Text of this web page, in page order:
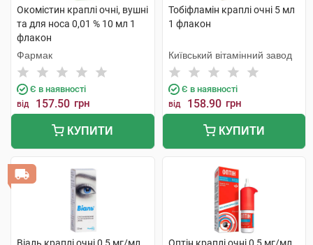
Окомістин краплі очні, вушні
та для носа 0,01 % 10 мл 1
флакон
Фармак
Є в наявності
від 157.50 грн
КУПИТИ
Тобіфламін краплі очні 5 мл
1 флакон
Київський вітамінний завод
Є в наявності
від 158.90 грн
КУПИТИ